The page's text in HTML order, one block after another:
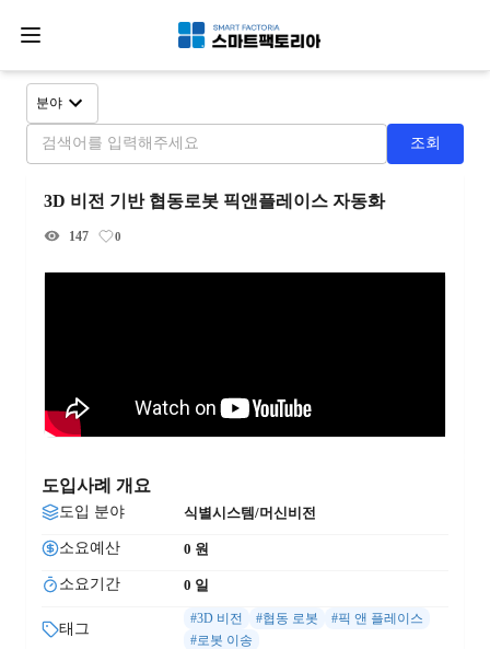
분야
조회
3D 비전 기반 협동로봇 픽앤플레이스 자동화
147 0
도입사례 개요
도입 분야 식별시스템/머신비전
소요예산 0 원
소요기간 0 일
태그
#3D 비전 #협동 로봇
#픽 앤 플레이스
#로봇 이송